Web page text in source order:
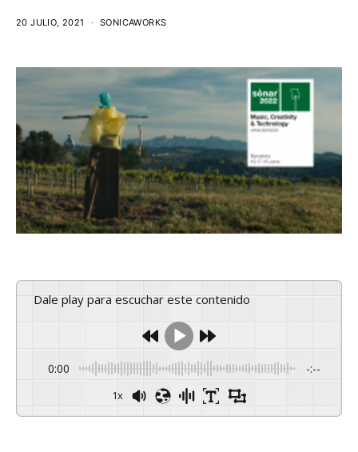
20 JULIO, 2021 SONICAWORKS
Dale play para escuchar este contenido
0:00 -:--
1x